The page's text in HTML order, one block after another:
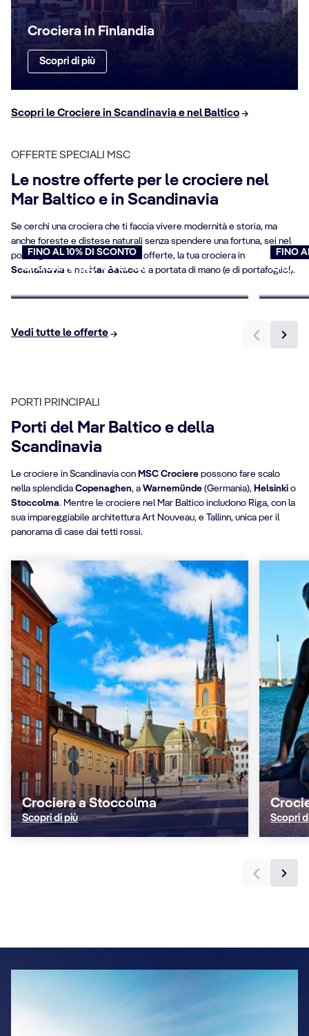
Crociera in Finlandia
Scopri di più
Scopri le Crociere in Scandinavia e nel Baltico
OFFERTE SPECIALI MSC
Le nostre offerte per le crociere nel
Mar Baltico e in Scandinavia
Se cerchi una crociera che ti faccia vivere modernità e storia, ma
anche foreste e distese naturali senza spendere una fortuna, sei nel
posto giusto! Grazie alle nostre offerte, la tua crociera in
Scandinavia e nelMar Baltico è a portata di mano (e di portafoglio!).
FINO AL 10% DI SCONTO
Crociere per over 65
FINO
Vedi tutte le offerte
PORTI PRINCIPALI
Porti del Mar Baltico e della
Scandinavia
Le crociere in Scandinavia con MSC Crociere possono fare scalo
nella splendida Copenaghen, a Warnemünde (Germania), Helsinki o
Stoccolma. Mentre le crociere nel Mar Baltico includono Riga, con la
sua impareggiabile architettura Art Nouveau, e Tallinn, unica per il
panorama di case dai tetti rossi.
Crociera a Stoccolma
Scopri di più Scopri